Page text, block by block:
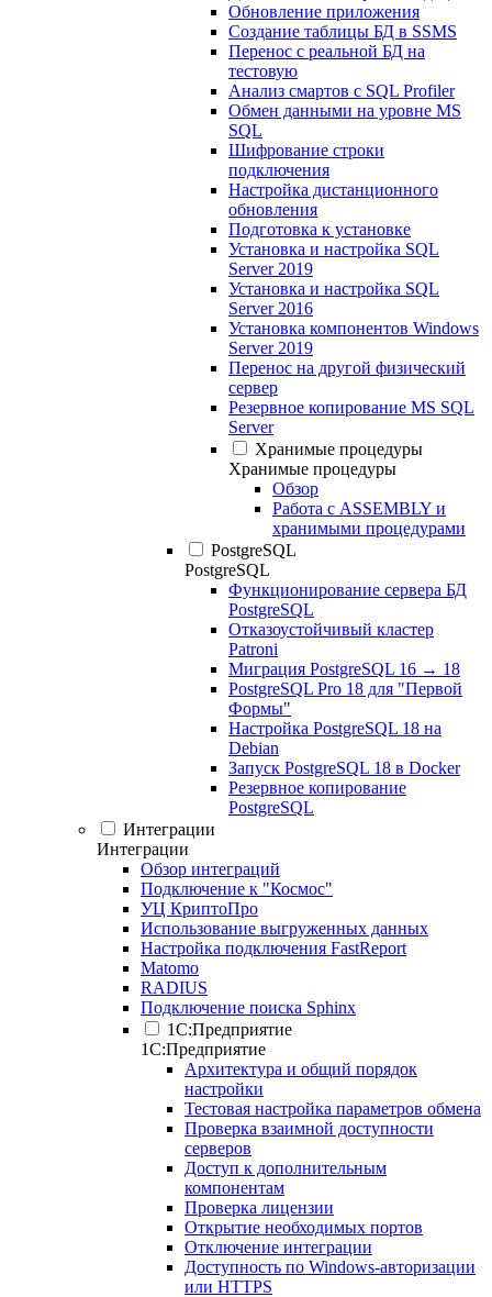
Обновление приложения
Создание таблицы БД в SSMS
Перенос с реальной БД на
тестовую
Анализ смартов с SQL Profiler
Обмен данными на уровне MS
SQL
Шифрование строки
подключения
Настройка дистанционного
обновления
Подготовка к установке
Установка и настройка SQL
Server 2019
Установка и настройка SQL
Server 2016
Установка компонентов Windows
Server 2019
Перенос на другой физический
сервер
Резервное копирование MS SQL
Server
Хранимые процедуры
Хранимые процедуры
Обзор
Работа с ASSEMBLY и
хранимыми процедурами
PostgreSQL
PostgreSQL
Функционирование сервера БД
PostgreSQL
Отказоустойчивый кластер
Patroni
Миграция PostgreSQL 16 → 18
PostgreSQL Pro 18 для "Первой
Формы"
Настройка PostgreSQL 18 на
Debian
Запуск PostgreSQL 18 в Docker
Резервное копирование
PostgreSQL
Интеграции
Интеграции
Обзор интеграций
Подключение к "Космос"
УЦ КриптоПро
Использование выгруженных данных
Настройка подключения FastReport
Matomo
RADIUS
Подключение поиска Sphinx
1С:Предприятие
1С:Предприятие
Архитектура и общий порядок
настройки
Тестовая настройка параметров обмена
Проверка взаимной доступности
серверов
Доступ к дополнительным
компонентам
Проверка лицензии
Открытие необходимых портов
Отключение интеграции
Доступность по Windows-авторизации
или HTTPS